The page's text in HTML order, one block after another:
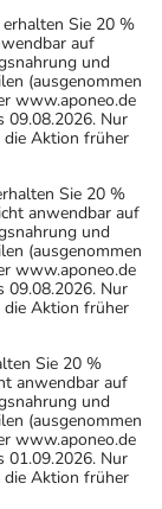
Sie 20 %
auf
und
(ausgenommen
www.aponeo.de
09.08.2026. Nur
die Aktion früher
Sie 20 %
anwendbar auf
und
(ausgenommen
www.aponeo.de
09.08.2026. Nur
die Aktion früher
Sie 20 %
anwendbar auf
und
(ausgenommen
www.aponeo.de
01.09.2026. Nur
die Aktion früher